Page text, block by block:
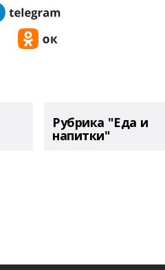
Рубрика "Еда и
напитки"